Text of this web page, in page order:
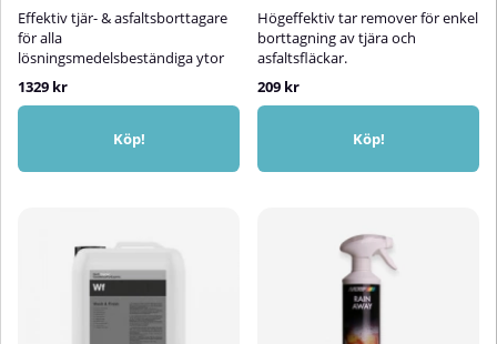
Effektiv tjär- & asfaltsborttagare
för alla
lösningsmedelsbeständiga ytor
1329 kr
Köp!
Högeffektiv tar remover för enkel
borttagning av tjära och
asfaltsfläckar.
209 kr
Köp!